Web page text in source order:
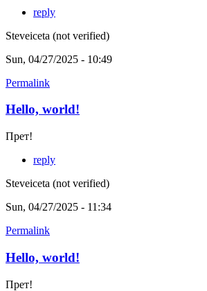
reply
Steveiceta (not verified)
Sun, 04/27/2025 - 10:49
Permalink
Hello, world!
Прет!
reply
Steveiceta (not verified)
Sun, 04/27/2025 - 11:34
Permalink
Hello, world!
Прет!